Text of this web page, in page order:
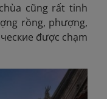
cũng rất tinh
rồng, phượng,
được chạm